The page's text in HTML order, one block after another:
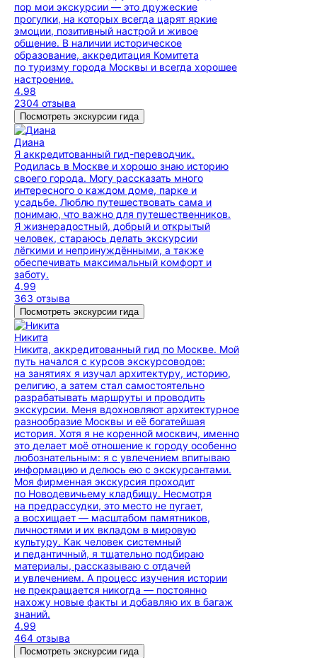
пор мои экскурсии — это дружеские
прогулки, на которых всегда царят яркие
эмоции, позитивный настрой и живое
общение. В наличии историческое
образование, аккредитация Комитета
по туризму города Москвы и всегда хорошее
настроение.
4.98
2304 отзыва
Посмотреть экскурсии гида
Диана
Я аккредитованный гид-переводчик.
Родилась в Москве и хорошо знаю историю
своего города. Могу рассказать много
интересного о каждом доме, парке и
усадьбе. Люблю путешествовать сама и
понимаю, что важно для путешественников.
Я жизнерадостный, добрый и открытый
человек, стараюсь делать экскурсии
лёгкими и непринуждёнными, а также
обеспечивать максимальный комфорт и
заботу.
4.99
363 отзыва
Посмотреть экскурсии гида
Никита
Никита, аккредитованный гид по Москве. Мой
путь начался с курсов экскурсоводов:
на занятиях я изучал архитектуру, историю,
религию, а затем стал самостоятельно
разрабатывать маршруты и проводить
экскурсии. Меня вдохновляют архитектурное
разнообразие Москвы и её богатейшая
история. Хотя я не коренной москвич, именно
это делает моё отношение к городу особенно
любознательным: я с увлечением впитываю
информацию и делюсь ею с экскурсантами.
Моя фирменная экскурсия проходит
по Новодевичьему кладбищу. Несмотря
на предрассудки, это место не пугает,
а восхищает — масштабом памятников,
личностями и их вкладом в мировую
культуру. Как человек системный
и педантичный, я тщательно подбираю
материалы, рассказываю с отдачей
и увлечением. А процесс изучения истории
не прекращается никогда — постоянно
нахожу новые факты и добавляю их в багаж
знаний.
4.99
464 отзыва
Посмотреть экскурсии гида